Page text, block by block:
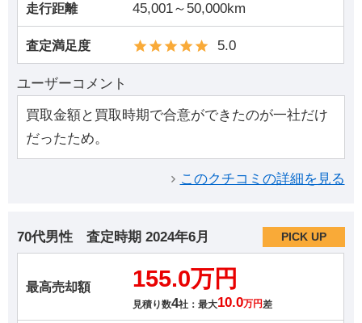
走行距離 45,001～50,000km
査定満足度 5.0
ユーザーコメント
買取金額と買取時期で合意ができたのが一社だけ
だったため。
このクチコミの詳細を見る
70代男性 査定時期 2024年6月 PICK UP
最高売却額 155.0万円
見積り数4社：最大10.0万円 差